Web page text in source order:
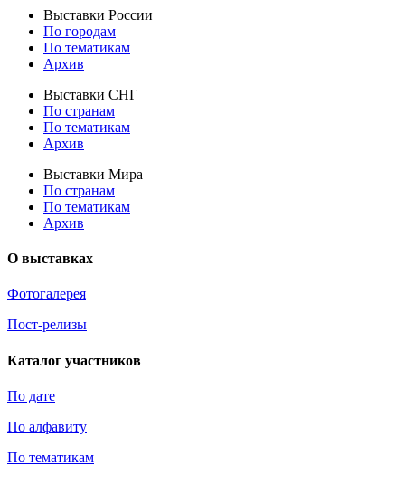
Выставки России
По городам
По тематикам
Архив
Выставки СНГ
По странам
По тематикам
Архив
Выставки Мира
По странам
По тематикам
Архив
О выставках
Фотогалерея
Пост-релизы
Каталог участников
По дате
По алфавиту
По тематикам